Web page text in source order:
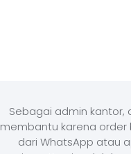
Sebagai admin kantor,
membantu karena order
dari WhatsApp atau